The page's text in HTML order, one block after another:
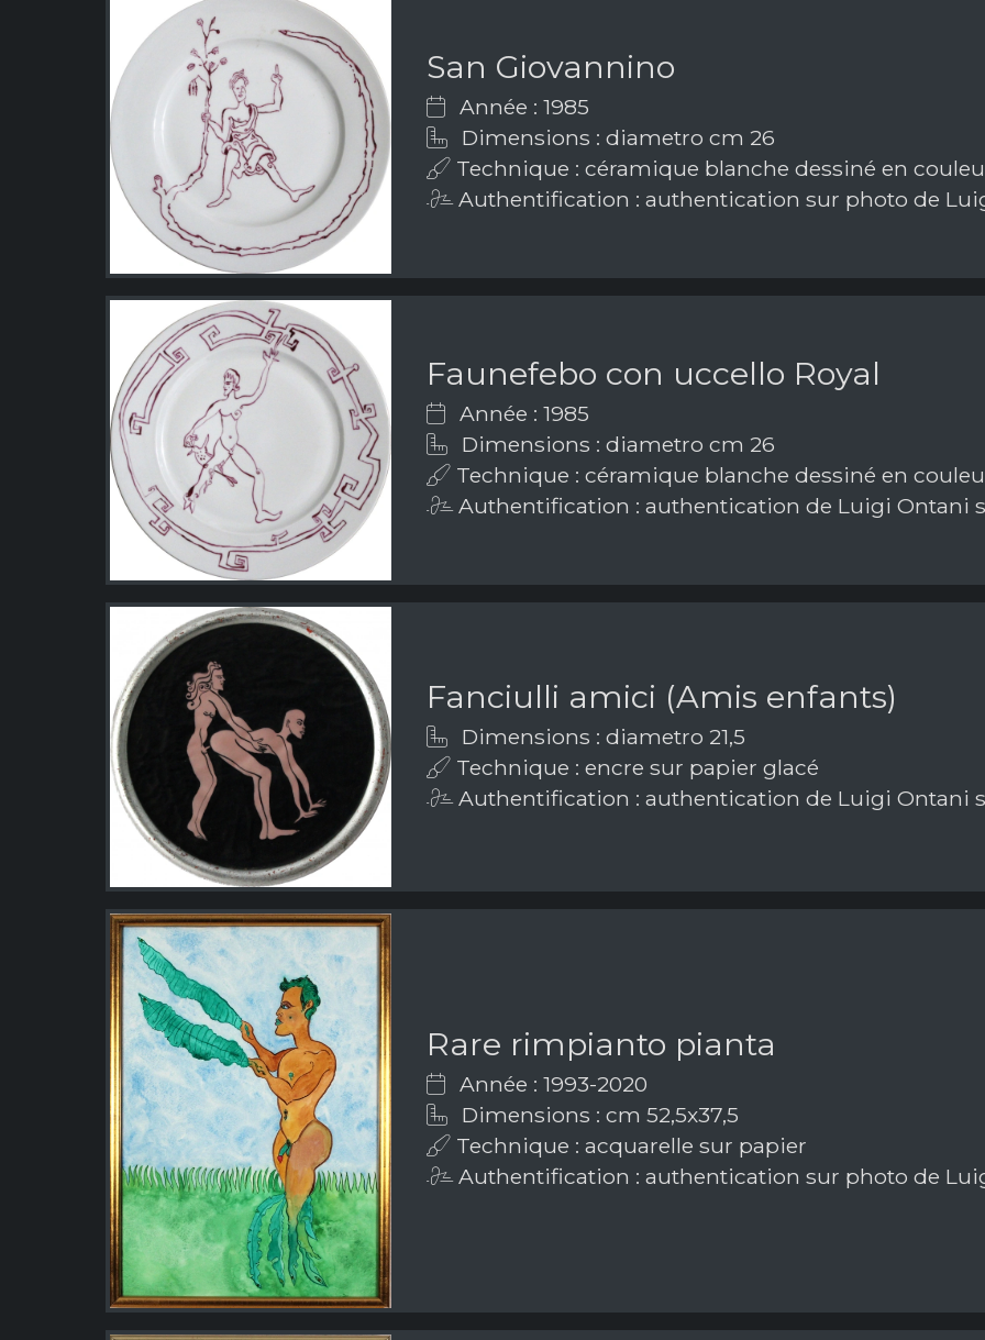
San Giovannino
Année : 1985
Dimensions : diametro cm 26
Technique : céramique blanche dessiné en
Authentification : authentication sur photo de
Faunefebo con uccello Royal
Année : 1985
Dimensions : diametro cm 26
Technique : céramique blanche dessiné en
Authentification : authentication de Luigi Ontani
Fanciulli amici (Amis enfants)
Dimensions : diametro 21,5
Technique : encre sur papier glacé
Authentification : authentication de Luigi Ontani
Rare rimpianto pianta
Année : 1993-2020
Dimensions : cm 52,5x37,5
Technique : acquarelle sur papier
Authentification : authentication sur photo de